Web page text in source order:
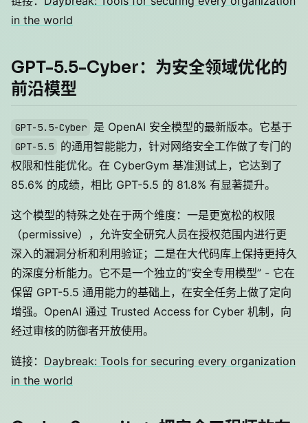
in the world
GPT-5.5-Cyber：为安全领域优化的
前沿模型
GPT-5.5-Cyber 是 OpenAI 安全模型的最新版本。它基于
GPT-5.5
的通用智能能力，针对网络安全工作做了专门的
权限和性能优化。在 CyberGym 基准测试上，它达到了
85.6% 的成绩，相比 GPT-5.5 的 81.8% 有显著提升。
这个模型的特殊之处在于两个维度：一是更宽松的权限
（permissive），允许安全研究人员在授权范围内进行更
深入的漏洞分析和利用验证；二是在大代码库上保持更持久
的深度分析能力。它不是一个独立的“安全专用模型” - 它在
保留 GPT-5.5 通用能力的基础上，在安全任务上做了定向
增强。OpenAI 通过 Trusted Access for Cyber 机制，向
经过审核的防御者开放使用。
链接： Daybreak: Tools for securing every organization
in the world